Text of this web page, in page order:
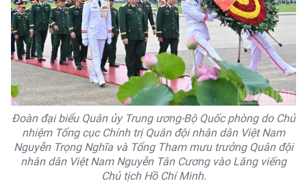
Đoàn đại biểu Quân ủy Trung ương-Bộ Quốc phòng do Chủ
nhiệm Tổng cục Chính trị Quân đội nhân dân Việt Nam
Nguyễn Trọng Nghĩa và Tổng Tham mưu trưởng Quân đội
nhân dân Việt Nam Nguyễn Tân Cương vào Lăng viếng
Chủ tịch Hồ Chí Minh.